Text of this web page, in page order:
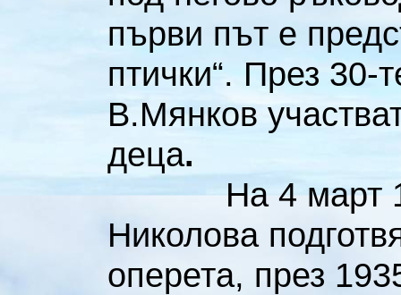
първи път е
птички“. През 30-
В.Мянков
деца.
На 4 март
Николова
оперета, през